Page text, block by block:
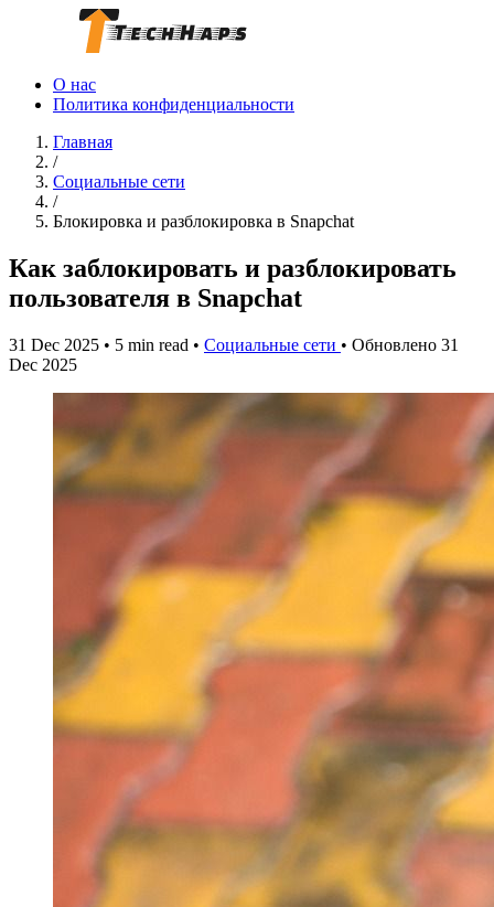
О нас
Политика конфиденциальности
Главная
/
Социальные сети
/
Блокировка и разблокировка в Snapchat
Как заблокировать и разблокировать
пользователя в Snapchat
31 Dec 2025 • 5 min read • Социальные сети • Обновлено 31
Dec 2025